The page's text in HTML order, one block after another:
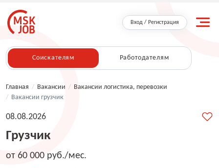
Вход / Регистрация
Соискателям Работодателям
Главная / Вакансии / Вакансии логистика, перевозки
/ Вакансии грузчик
Грузчик
08.08.2026
от 60 000 руб./мес.